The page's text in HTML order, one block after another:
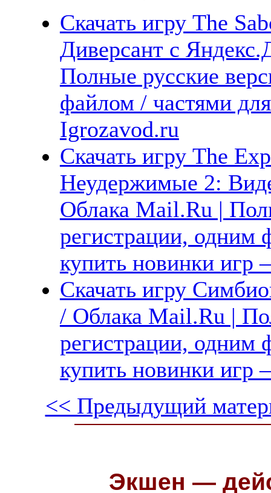
Скачать игру The
Диверсант с
Полные русские
файлом / частями
Igrozavod.ru
Скачать игру The
Неудержимые 2:
Облака Mail.Ru |
регистрации, одним
купить новинки
Скачать игру
/ Облака Mail.Ru |
регистрации, одним
купить новинки
<< Предыдущий
Экшен —